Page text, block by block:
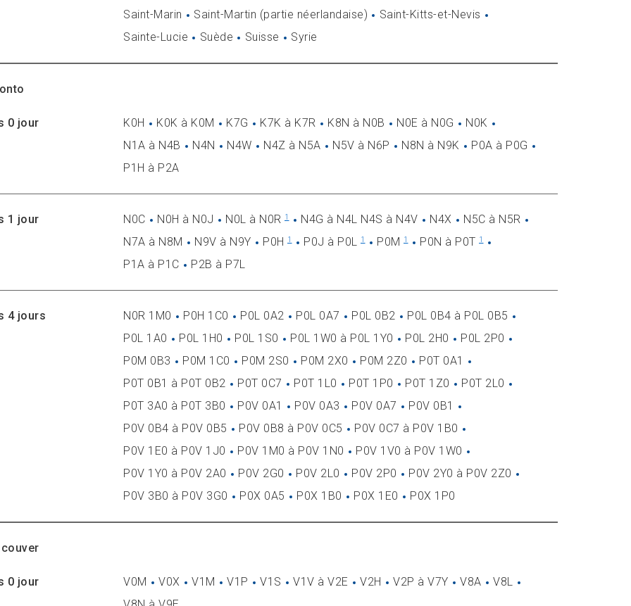
Saint-Marin
Saint-Martin (partie néerlandaise)
Saint-Kitts-et-Nevis
Sainte-Lucie
Suède Suisse Syrie
0 jour K0H K0K à K0M K7G K7K à K7R K8N à N0B N0E à N0G
N0K
N1A à N4B
N4N N4W N4Z à N5A N5V à N6P N8N à N9K
P0A à P0G
P1H à P2A
1 jour N0C N0H à N0J N0L à N0R 1 N4G à N4L N4S à N4V N4X
N5C à N5R
N7A à N8M
N9V à N9Y P0H 1 P0J à P0L 1 P0M 1 P0N à P0T 1
P1A à P1C P2B à P7L
4 jours N0R 1M0 P0H 1C0 P0L 0A2 P0L 0A7 P0L 0B2
P0L 0B4 à P0L 0B5
P0L 1A0
P0L 1H0 P0L 1S0 P0L 1W0 à P0L 1Y0 P0L 2H0
P0L 2P0
P0M 0B3
P0M 1C0 P0M 2S0 P0M 2X0 P0M 2Z0
P0T 0A1
P0T 0B1 à P0T 0B2
P0T 0C7 P0T 1L0 P0T 1P0 P0T 1Z0
P0T 2L0
P0T 3A0 à P0T 3B0
P0V 0A1 P0V 0A3 P0V 0A7
P0V 0B1
P0V 0B4 à P0V 0B5
P0V 0B8 à P0V 0C5
P0V 0C7 à P0V 1B0
P0V 1E0 à P0V 1J0
P0V 1M0 à P0V 1N0
P0V 1V0 à P0V 1W0
P0V 1Y0 à P0V 2A0
P0V 2G0 P0V 2L0 P0V 2P0
P0V 2Y0 à P0V 2Z0
P0V 3B0 à P0V 3G0
P0X 0A5 P0X 1B0 P0X 1E0 P0X 1P0
0 jour V0M V0X V1M V1P V1S V1V à V2E V2H V2P à V7Y V8A
V8L